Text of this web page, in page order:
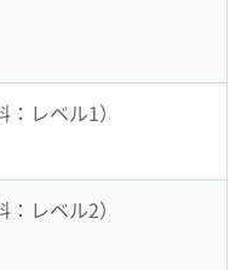
レベル1）
レベル2）